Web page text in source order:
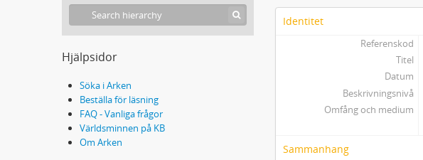
Hjälpsidor
Söka i Arken
Beställa för läsning
FAQ - Vanliga frågor
Världsminnen på KB
Om Arken
Identitet
Referenskod
Titel
Datum
Beskrivningsnivå
Omfång och medium
Sammanhang